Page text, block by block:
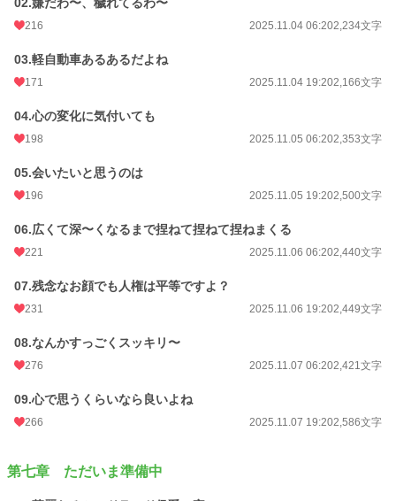
216 2025.11.04 06:202,234文字
03.軽自動車あるあるだよね
171 2025.11.04 19:202,166文字
04.心の変化に気付いても
198 2025.11.05 06:202,353文字
05.会いたいと思うのは
196 2025.11.05 19:202,500文字
06.広くて深〜くなるまで捏ねて捏ねて捏ねまくる
221 2025.11.06 06:202,440文字
07.残念なお顔でも人権は平等ですよ？
231 2025.11.06 19:202,449文字
08.なんかすっごくスッキリ〜
276 2025.11.07 06:202,421文字
09.心で思うくらいなら良いよね
266 2025.11.07 19:202,586文字
第七章 ただいま準備中